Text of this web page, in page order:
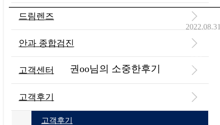
드림렌즈
안과 종합검진
고객센터
고객후기
고객후기
본문
권oo님의 소중한후기